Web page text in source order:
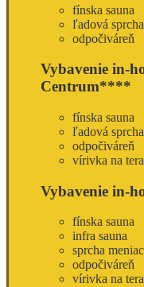
fínska sauna
ľadová sprcha
odpočiváreň
Vybavenie in-
Centrum****
fínska sauna
ľadová sprcha
odpočiváreň
vírivka na
Vybavenie in-
fínska sauna
infra sauna
sprcha
odpočiváreň
vírivka na